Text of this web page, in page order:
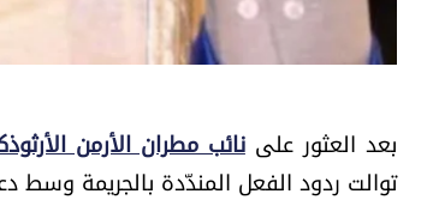
بعد العثور علىنائب مطران الأرمن
توالت ردود الفعل المندّدة بالجريمة